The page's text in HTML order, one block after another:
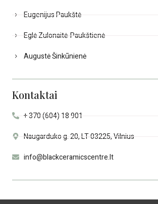
Eugenijus Paukštė
Eglė Zulonaitė-Paukštienė
Augustė Šinkūnienė
Kontaktai
+ 370 (604) 18 901
Naugarduko g. 20, LT-03225, Vilnius
info@blackceramicscentre.lt